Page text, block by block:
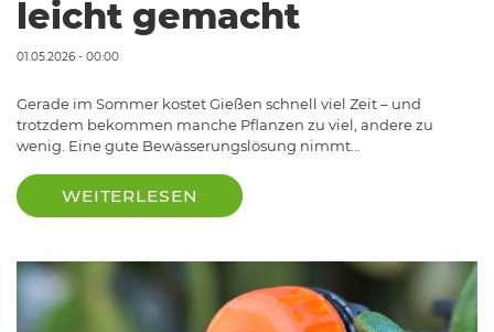
leicht gemacht
01.05.2026 - 00:00
Gerade im Sommer kostet Gießen schnell viel Zeit – und
trotzdem bekommen manche Pflanzen zu viel, andere zu
wenig. Eine gute Bewässerungslösung nimmt…
WEITERLESEN